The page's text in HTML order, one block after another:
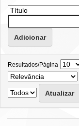
Resultados/Página